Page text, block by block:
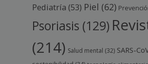
Pediatría (53) Piel (62)
Psoriasis (129)
(214) Salud mental (32) SARS-